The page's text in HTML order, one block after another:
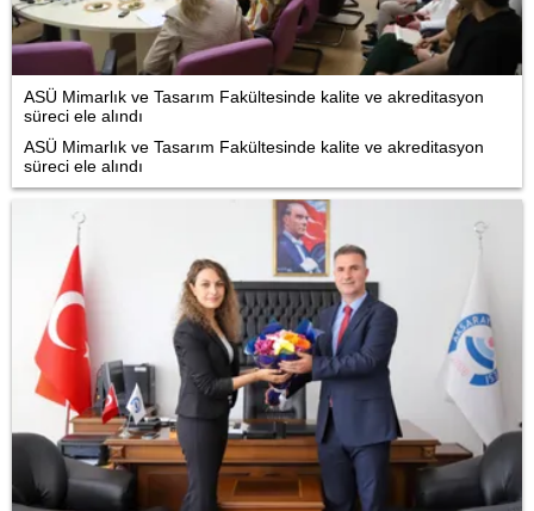
ASÜ Mimarlık ve Tasarım Fakültesinde kalite ve akreditasyon
süreci ele alındı
ASÜ Mimarlık ve Tasarım Fakültesinde kalite ve akreditasyon
süreci ele alındı